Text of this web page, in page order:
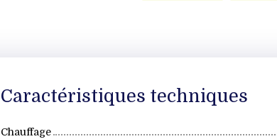
Caractéristiques techniques
Chauffage